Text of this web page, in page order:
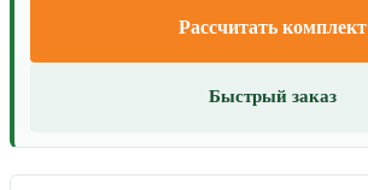
Рассчитать комплект
Быстрый заказ